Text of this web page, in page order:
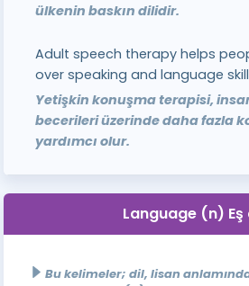
ülkenin baskın dilidir.
Adult speech therapy helps
over speaking and language
Yetişkin konuşma terapisi,
becerileri üzerinde daha fazla
yardımcı olur.
Language (n) Eş
Bu kelimeler; dil, lisan